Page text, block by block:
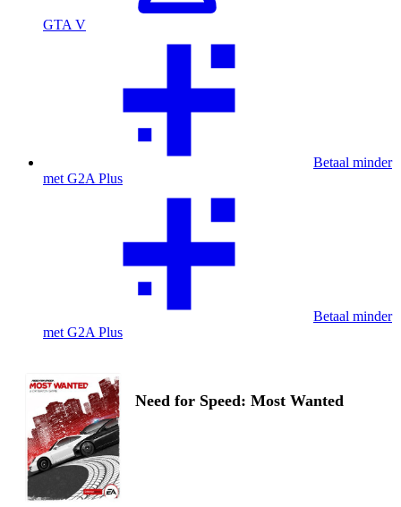
GTA V
Betaal minder
met G2A Plus
Betaal minder
met G2A Plus
Need for Speed: Most Wanted